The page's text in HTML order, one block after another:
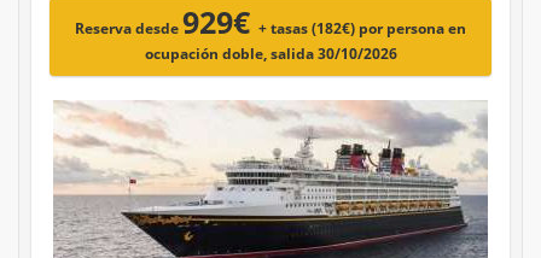
Reserva desde929€ + tasas (182€) por persona en
ocupación doble, salida 30/10/2026